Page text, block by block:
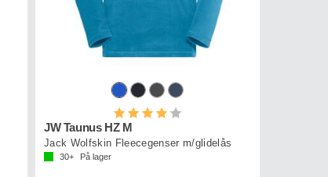
Karakter:
JW Taunus HZ M
Jack Wolfskin Fleecegenser m/glidelås
30+ På lager